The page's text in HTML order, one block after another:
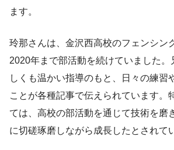
ます。
玲那さんは、金沢西高校のフェンシン
2020年まで部活動を続けていました。
しくも温かい指導のもと、日々の練習
ことが各種記事で伝えられています。
ては、高校の部活動を通じて技術を磨
に切磋琢磨しながら成長したとされて